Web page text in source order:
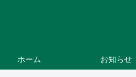
ホーム お知らせ